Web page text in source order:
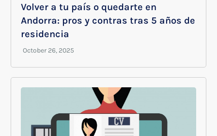
Volver a tu país o quedarte en
Andorra: pros y contras tras 5 años de
residencia